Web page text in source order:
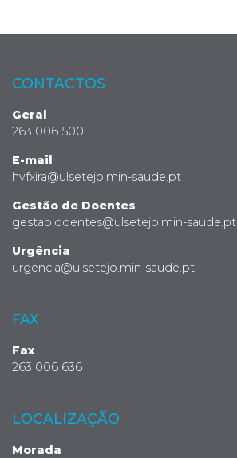
CONTACTOS
Geral
263 006 500
E-mail
hvfxira@ulsetejo.min-saude.pt
Gestão de Doentes
gestao.doentes@ulsetejo.min-saude.pt
Urgência
urgencia@ulsetejo.min-saude.pt
FAX
Fax
263 006 636
LOCALIZAÇÃO
Morada